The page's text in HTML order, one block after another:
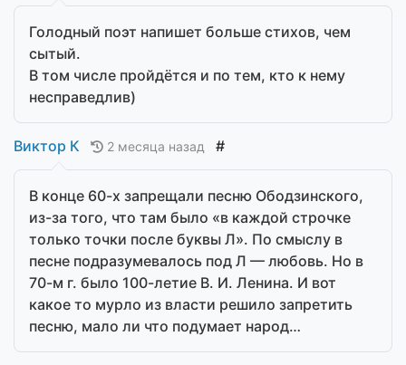
Голодный поэт напишет больше стихов, чем
сытый.
В том числе пройдётся и по тем, кто к нему
несправедлив)
Виктор К 2 месяца назад #
В конце 60-х запрещали песню Ободзинского,
из-за того, что там было «в каждой строчке
только точки после буквы Л». По смыслу в
песне подразумевалось под Л — любовь. Но в
70-м г. было 100-летие В. И. Ленина. И вот
какое то мурло из власти решило запретить
песню, мало ли что подумает народ…